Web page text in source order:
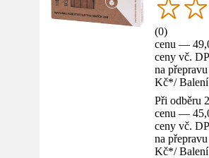
(0)
cenu —
ceny vč.
na
Kč*/ Balení
Při odběru
cenu —
ceny vč.
na
Kč*/ Balení